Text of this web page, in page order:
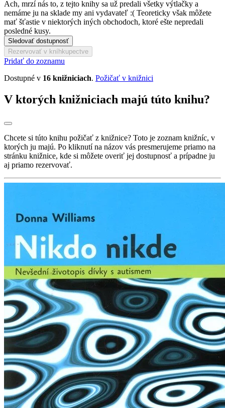
Ach, mrzí nás to, z tejto knihy sa už predali všetky výtlačky a
nemáme ju na sklade my ani vydavateľ :( Teoreticky však môžete
mať šťastie v niektorých iných obchodoch, ktoré ešte nepredali
posledné kusy.
Sledovať dostupnosť
Rezervovať v kníhkupectve
Pridať do zoznamu
Dostupné v 16 knižniciach. Požičať v knižnici
V ktorých knižniciach majú túto knihu?
Chcete si túto knihu požičať z knižnice? Toto je zoznam knižníc, v
ktorých ju majú. Po kliknutí na názov vás presmerujeme priamo na
stránku knižnice, kde si môžete overiť jej dostupnosť a prípadne ju
aj priamo rezervovať.